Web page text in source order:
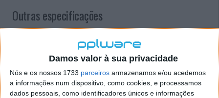
Damos valor à sua privacidade
Nós e os nossos 1733 parceiros armazenamos e/ou acedemos
a informações num dispositivo, como cookies, e processamos
dados pessoais, como identificadores únicos e informações
Outras especificações
impressões digitais fique colocado na lateral do
smartphone, contudo, os rumores apontam para que
desta vez o smartphone tenha um ecrã AMOLED.
Este ecrã, no entanto, deverá apresentar uma taxa de
atualização de 120Hz.